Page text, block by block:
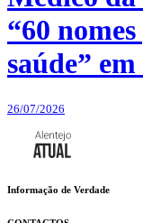
“60
saúde”
26/07/2026
Informação de Verdade